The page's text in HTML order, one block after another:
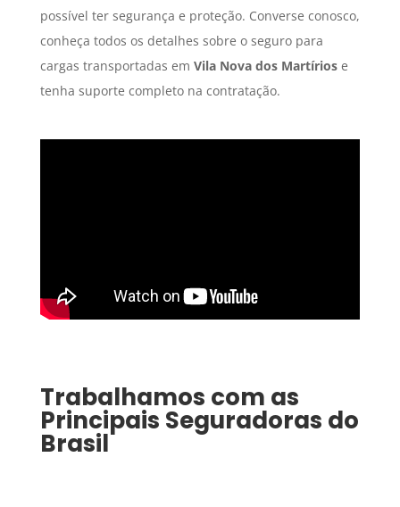
possível ter segurança e proteção. Converse conosco,
conheça todos os detalhes sobre o seguro para
cargas transportadas em Vila Nova dos Martíriose
tenha suporte completo na contratação.
Trabalhamos com as
Principais Seguradoras do
Brasil